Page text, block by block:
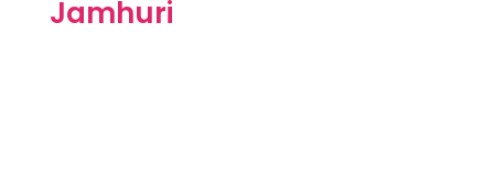
Jamhuri